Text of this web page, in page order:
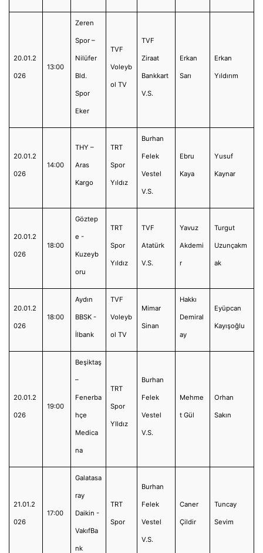
20.01.2
026
13:00
Zeren
Spor –
Nilüfer
Bld.
Spor
Eker
TVF
Voleyb
ol TV
TVF
Ziraat
Bankkart
V.S.
Erkan
Sarı
Erkan
Yıldırım
20.01.2
026
14:00
THY –
Aras
Kargo
TRT
Spor
Yıldız
Burhan
Felek
Vestel
V.S.
Ebru
Kaya
Yusuf
Kaynar
20.01.2
026
18:00
Göztep
e -
Kuzeyb
oru
TRT
Spor
Yıldız
TVF
Atatürk
V.S.
Yavuz
Akdemi
r
Turgut
Uzunçakm
ak
20.01.2
026
18:00
Aydın
BBSK -
İlbank
TVF
Voleyb
ol TV
Mimar
Sinan
Hakkı
Demiral
ay
Eyüpcan
Kayışoğlu
20.01.2
026
19:00
Beşiktaş
–
Fenerba
hçe
Medica
na
TRT
Spor
YIldız
Burhan
Felek
Vestel
V.S.
Mehme
t Gül
Orhan
Sakın
21.01.2
026
17:00
Galatasa
ray
Daikin -
VakıfBa
nk
TRT
Spor
Burhan
Felek
Vestel
V.S.
Caner
Çildir
Tuncay
Sevim